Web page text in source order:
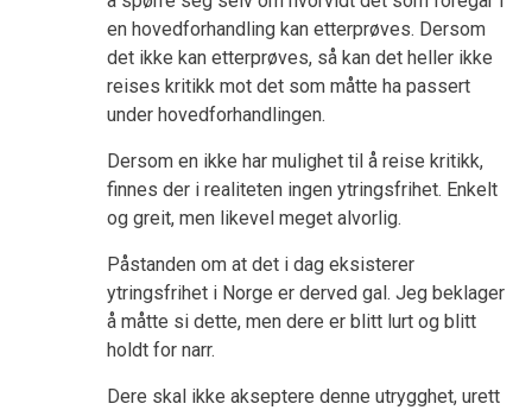
en hovedforhandling kan etterprøves. Dersom
det ikke kan etterprøves, så kan det heller ikke
reises kritikk mot det som måtte ha passert
under hovedforhandlingen.
Dersom en ikke har mulighet til å reise kritikk,
finnes der i realiteten ingen ytringsfrihet. Enkelt
og greit, men likevel meget alvorlig.
Påstanden om at det i dag eksisterer
ytringsfrihet i Norge er derved gal. Jeg beklager
å måtte si dette, men dere er blitt lurt og blitt
holdt for narr.
Dere skal ikke akseptere denne utrygghet, urett